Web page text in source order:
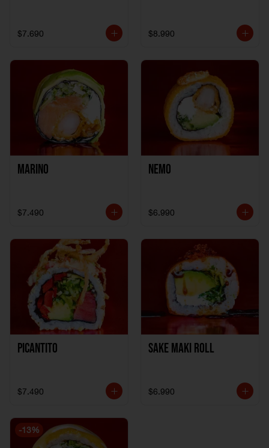
$7.690 $8.990
Marino
$7.490
Nemo
$6.990
Picantito
$7.490
Sake Maki Roll
$6.990
-13%